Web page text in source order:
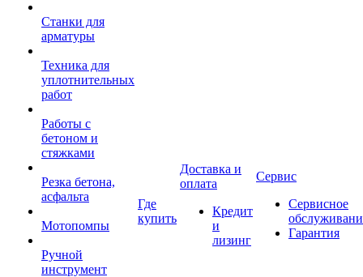
Станки для
арматуры
Техника для
уплотнительных
работ
Работы с
бетоном и
стяжками
Резка бетона,
асфальта
Мотопомпы
Ручной
инструмент
Где
купить
Доставка и
оплата
Кредит
и
лизинг
Сервис
Сервисное
Гарантия